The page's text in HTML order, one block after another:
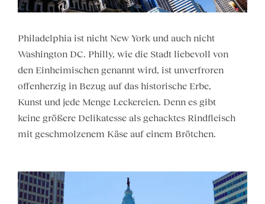
Philadelphia ist nicht New York und auch nicht
Washington DC. Philly, wie die Stadt liebevoll von
den Einheimischen genannt wird, ist unverfroren
offenherzig in Bezug auf das historische Erbe,
Kunst und jede Menge Leckereien. Denn es gibt
keine größere Delikatesse als gehacktes Rindfleisch
mit geschmolzenem Käse auf einem Brötchen.